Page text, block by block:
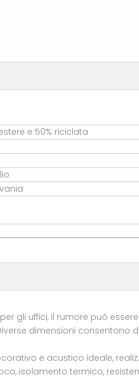
e 50% riciclata
gli uffici, il rumore può
dimensioni consentono
e acustico ideale,
isolamento termico,